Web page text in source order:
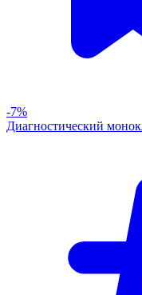
-7%
Диагностический